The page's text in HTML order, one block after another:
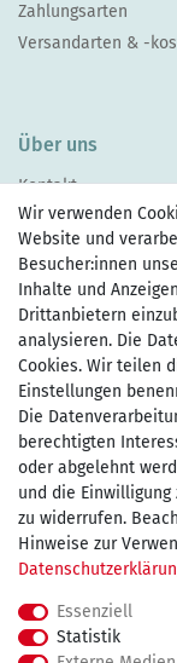
Zahlungsarten
Versandarten & -
Über uns
Kontakt
Zahlen Sie
Wir versenden
kostenfreie
innerhalb
Wir verwenden
Website und
Besucher:innen
Inhalte und
Drittanbietern
analysieren. Die
Cookies. Wir teilen
Einstellungen
Die
berechtigten
oder abgelehnt
und die
zu widerrufen.
Hinweise zur
Essenziell
Statistik